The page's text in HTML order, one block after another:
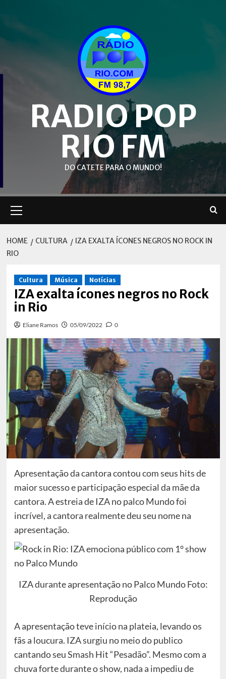
content
RADIO POP
RIO FM
DO CATETE PARA O MUNDO!
Menu
HOME CULTURA
IZA EXALTA ÍCONES NEGROS NO ROCK IN
RIO
Cultura Música Notícias
IZA exalta ícones negros no Rock
in Rio
Eliane Ramos 05/09/2022 0
Apresentação da cantora contou com seus hits de
maior sucesso e participação especial da mãe da
cantora. A estreia de IZA no palco Mundo foi
incrível, a cantora realmente deu seu nome na
apresentação.
IZA durante apresentação no Palco Mundo Foto:
Reprodução
A apresentação teve início na plateia, levando os
fãs a loucura. IZA surgiu no meio do publico
cantando seu Smash Hit “Pesadão”. Mesmo com a
chuva forte durante o show, nada a impediu de